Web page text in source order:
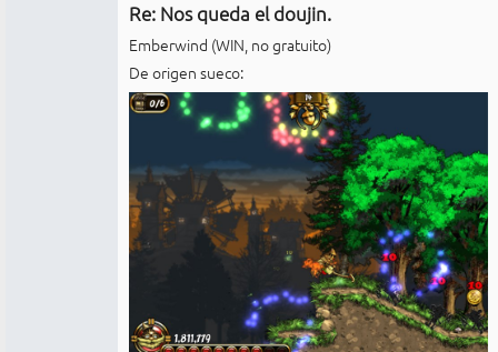
Re: Nos queda el doujin.
Emberwind (WIN, no gratuito)
De origen sueco: